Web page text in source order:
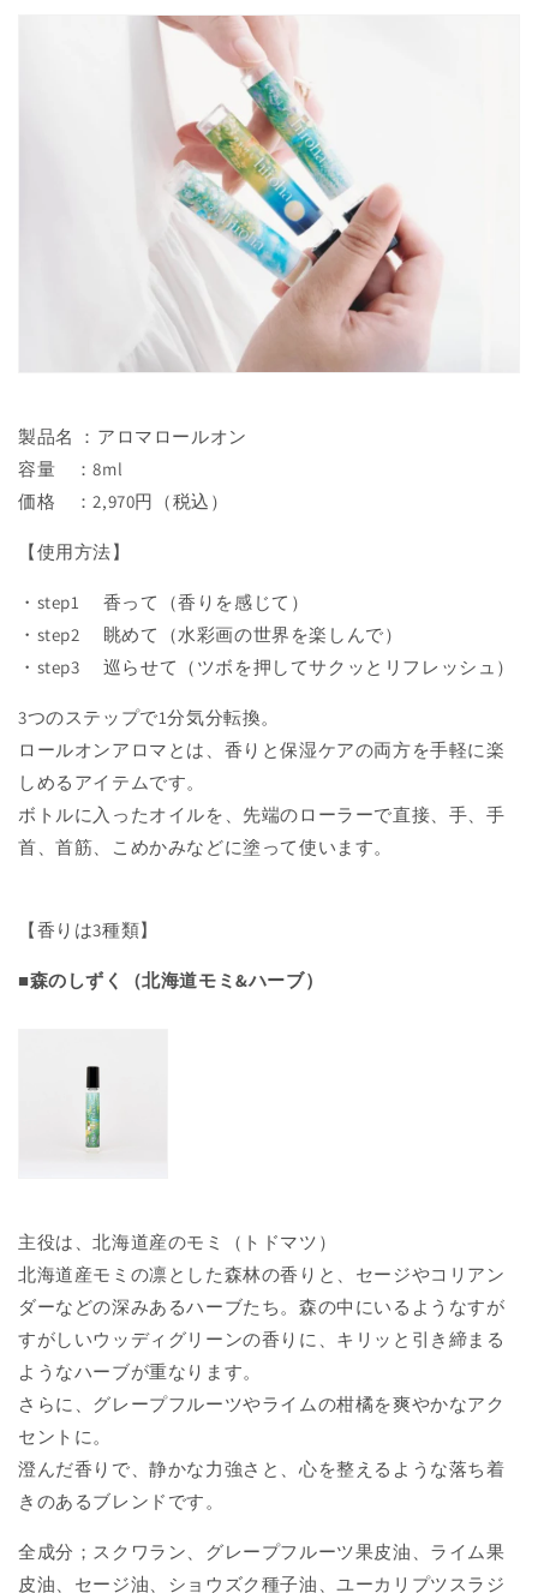
製品名
：アロマロールオン
容量 ：8ml
価格 ：2,970円（税込）
【使用方法】
・step1 香って（香りを感じて）
・step2 眺めて（水彩画の世界を楽しんで）
・step3 巡らせて（ツボを押してサクッとリフレッシュ）
3つのステップで1分気分転換。
ロールオンアロマとは、香りと保湿ケアの両方を手軽に楽
しめるアイテムです。
ボトルに入ったオイルを、先端のローラーで直接、手、手
首、首筋、こめかみなどに塗って使います。
【香りは3種類】
■森のしずく（北海道モミ&ハーブ）
主役は、北海道産のモミ（トドマツ）
北海道産モミの凛とした森林の香りと、 セージやコリアン
ダーなどの深みあるハーブたち。 森の中にいるようなすが
すがしいウッディグリーンの香りに、 キリッと引き締まる
ようなハーブが重なります。
さらに、グレープフルーツやライムの柑橘を爽やかなアク
セントに。
澄んだ香りで、静かな力強さと、心を整えるような落ち着
きのあるブレンドです。
全成分；スクワラン、グレープフルーツ果皮油、ライム果
皮油、セージ油、ショウズク種子油、ユーカリプツスラジ